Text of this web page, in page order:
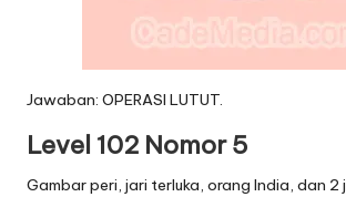
Jawaban: OPERASI LUTUT.
Level 102 Nomor 5
Gambar peri, jari terluka, orang India, dan 2